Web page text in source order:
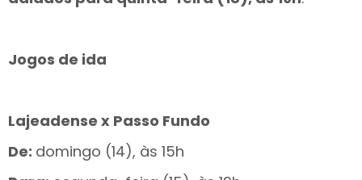
Jogos de ida
Lajeadense x Passo Fundo
De: domingo (14), às 15h